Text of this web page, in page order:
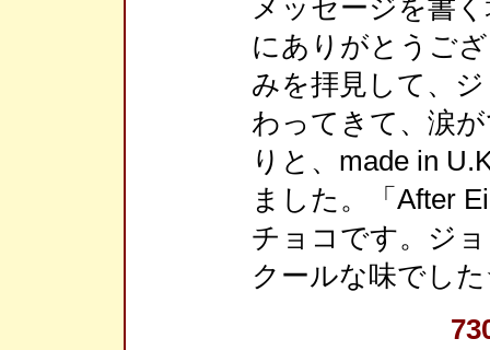
メッセージを書
にありがとうご
みを拝見して、
わってきて、涙
りと、made in
ました。「After
チョコです。ジ
クールな味でし